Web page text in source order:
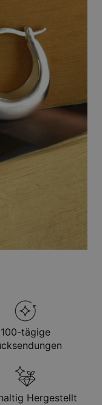
100-tägige
Hergestellt